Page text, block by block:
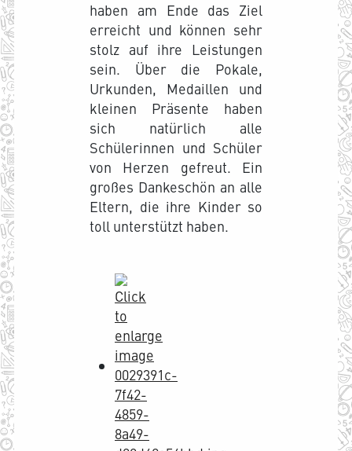
haben am Ende das Ziel
erreicht und können sehr
stolz auf ihre Leistungen
sein. Über die Pokale,
Urkunden, Medaillen und
kleinen Präsente haben
sich natürlich alle
Schülerinnen und Schüler
von Herzen gefreut. Ein
großes Dankeschön an alle
Eltern, die ihre Kinder so
toll unterstützt haben.